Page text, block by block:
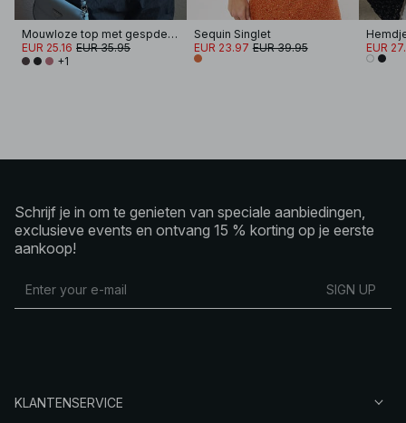
Mouwloze top met gespdetail
EUR 25.16 EUR 35.95
+1
Sequin Singlet
EUR 23.97 EUR 39.95
EUR
Schrijf je in om te genieten van speciale aanbiedingen,
exclusieve events en ontvang 15 % korting op je eerste
aankoop!
SIGN UP
KLANTENSERVICE